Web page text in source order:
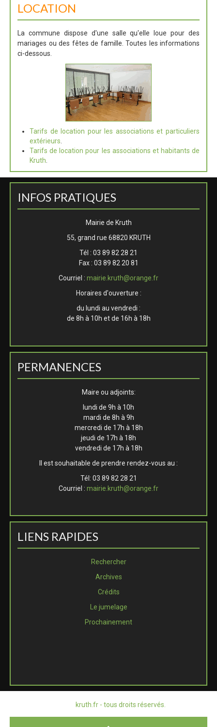
LOCATION
La commune dispose d'une salle qu'elle loue pour des
mariages ou des fêtes de famille. Toutes les informations
ci-dessous.
Tarifs de location pour les associations et particuliers
extérieurs
Tarifs de location pour les associations et habitants de
Kruth
INFOS PRATIQUES
Mairie de Kruth
55, grand rue 68820 KRUTH
Tél : 03 89 82 28 21
Fax : 03 89 82 20 81
Courriel : mairie.kruth@orange.fr
Horaires d'ouverture :
du lundi au vendredi :
de 8h à 10h et de 16h à 18h
PERMANENCES
Maire ou adjoints:
lundi de 9h à 10h
mardi de 8h à 9h
mercredi de 17h à 18h
jeudi de 17h à 18h
vendredi de 17h à 18h
Il est souhaitable de prendre rendez-vous au :
Tél: 03 89 82 28 21
Courriel : mairie.kruth@orange.fr
LIENS RAPIDES
Rechercher
Archives
Crédits
Le jumelage
Prochainement
kruth.fr - tous droits réservés.